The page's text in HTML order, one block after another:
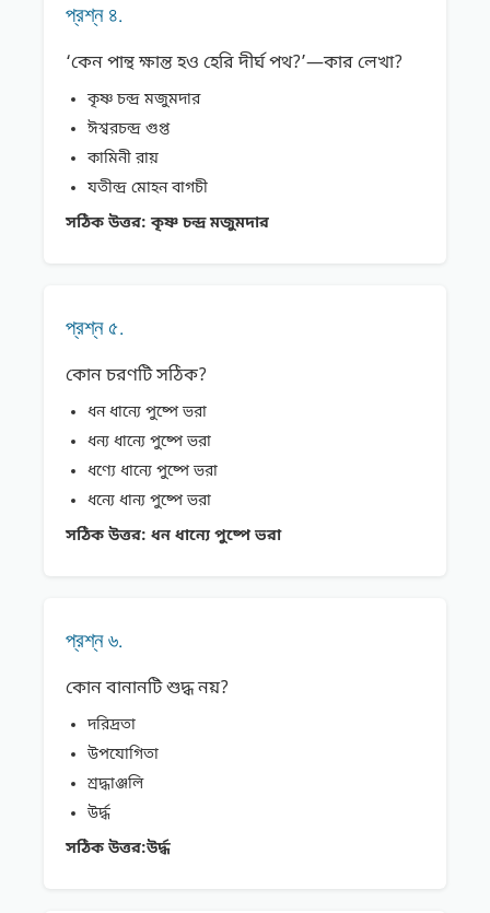
প্রশ্ন ৪.
‘কেন পান্থ ক্ষান্ত হও হেরি দীর্ঘ পথ?’—কার লেখা?
কৃষ্ণ চন্দ্র মজুমদার
ঈশ্বরচন্দ্র গুপ্ত
কামিনী রায়
যতীন্দ্র মােহন বাগচী
সঠিক উত্তর: কৃষ্ণ চন্দ্র মজুমদার
প্রশ্ন ৫.
কোন চরণটি সঠিক?
ধন ধান্যে পুষ্পে ভরা
ধন্য ধান্যে পুষ্পে ভরা
ধণ্যে ধান্যে পুষ্পে ভরা
ধন্যে ধান্য পুষ্পে ভরা
সঠিক উত্তর: ধন ধান্যে পুষ্পে ভরা
প্রশ্ন ৬.
কোন বানানটি শুদ্ধ নয়?
দরিদ্রতা
উপযােগিতা
শ্রদ্ধাঞ্জলি
উৰ্দ্ধ
সঠিক উত্তর:উৰ্দ্ধ